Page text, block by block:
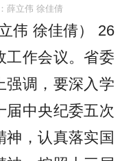
薛立伟 徐佳倩
伟 徐佳倩）
26
工作会议。省委
强调，要深入学
届中央纪委五次
，认真落实国